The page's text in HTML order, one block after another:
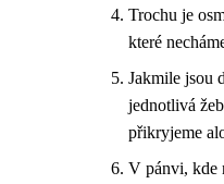
Trochu je
které
Jakmile jsou
jednotlivá
přikryjeme
V pánvi, kde